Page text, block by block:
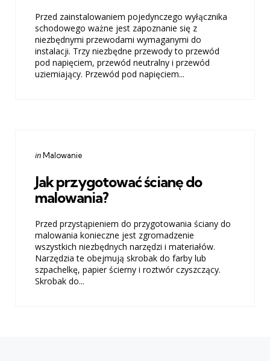
Przed zainstalowaniem pojedynczego wyłącznika
schodowego ważne jest zapoznanie się z
niezbędnymi przewodami wymaganymi do
instalacji. Trzy niezbędne przewody to przewód
pod napięciem, przewód neutralny i przewód
uziemiający. Przewód pod napięciem...
Categories
Posted
inMalowanie
Jak przygotować ścianę do
malowania?
Przed przystąpieniem do przygotowania ściany do
malowania konieczne jest zgromadzenie
wszystkich niezbędnych narzędzi i materiałów.
Narzędzia te obejmują skrobak do farby lub
szpachelkę, papier ścierny i roztwór czyszczący.
Skrobak do...